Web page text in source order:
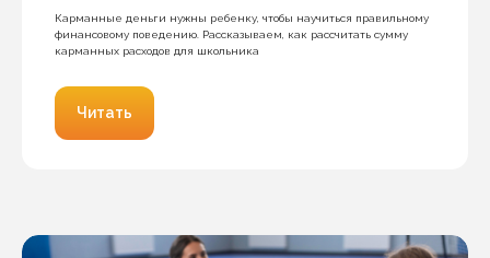
Карманные деньги нужны ребенку, чтобы научиться правильному
финансовому поведению. Рассказываем, как рассчитать сумму
карманных расходов для школьника
Читать